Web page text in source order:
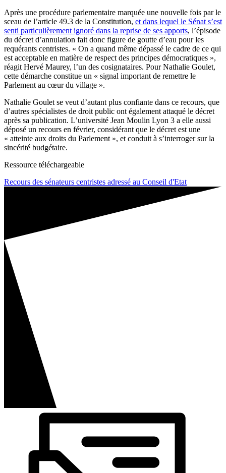
Après une procédure parlementaire marquée une nouvelle fois par le
sceau de l’article 49.3 de la Constitution, et dans lequel le Sénat s’est
senti particulièrement ignoré dans la reprise de ses apports, l’épisode
du décret d’annulation fait donc figure de goutte d’eau pour les
requérants centristes. « On a quand même dépassé le cadre de ce qui
est acceptable en matière de respect des principes démocratiques »,
réagit Hervé Maurey, l’un des cosignataires. Pour Nathalie Goulet,
cette démarche constitue un « signal important de remettre le
Parlement au cœur du village ».
Nathalie Goulet se veut d’autant plus confiante dans ce recours, que
d’autres spécialistes de droit public ont également attaqué le décret
après sa publication. L’université Jean Moulin Lyon 3 a elle aussi
déposé un recours en février, considérant que le décret est une
« atteinte aux droits du Parlement », et conduit à s’interroger sur la
sincérité budgétaire.
Ressource téléchargeable
Recours des sénateurs centristes adressé au Conseil d'Etat